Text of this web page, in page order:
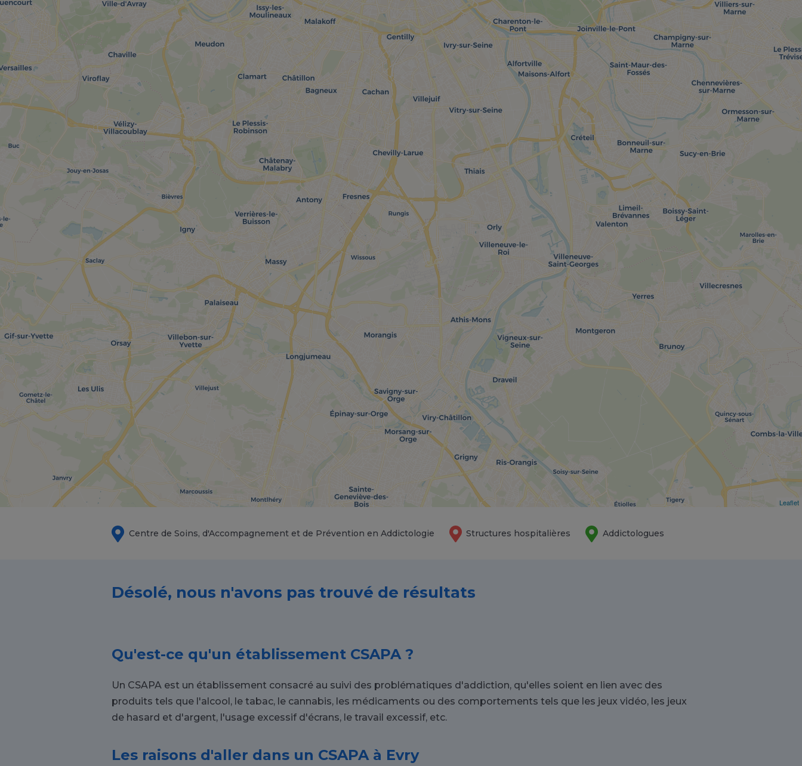
Leaflet
Centre de Soins, d'Accompagnement et de Prévention en Addictologie Structures hospitalières Addictologues
Désolé, nous n'avons pas trouvé de résultats
Qu'est-ce qu'un établissement CSAPA ?
Un CSAPA est un établissement consacré au suivi des problématiques d'addiction, qu'elles soient en lien avec des
produits tels que l'alcool, le tabac, le cannabis, les médicaments ou des comportements tels que les jeux vidéo, les jeux
de hasard et d'argent, l'usage excessif d'écrans, le travail excessif, etc.
Les raisons d'aller dans un CSAPA à Evry